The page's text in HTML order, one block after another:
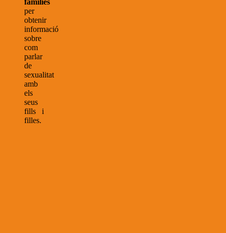
per
obtenir
informació
sobre
com
parlar
de
sexualitat
amb
els
seus
fills i
filles.